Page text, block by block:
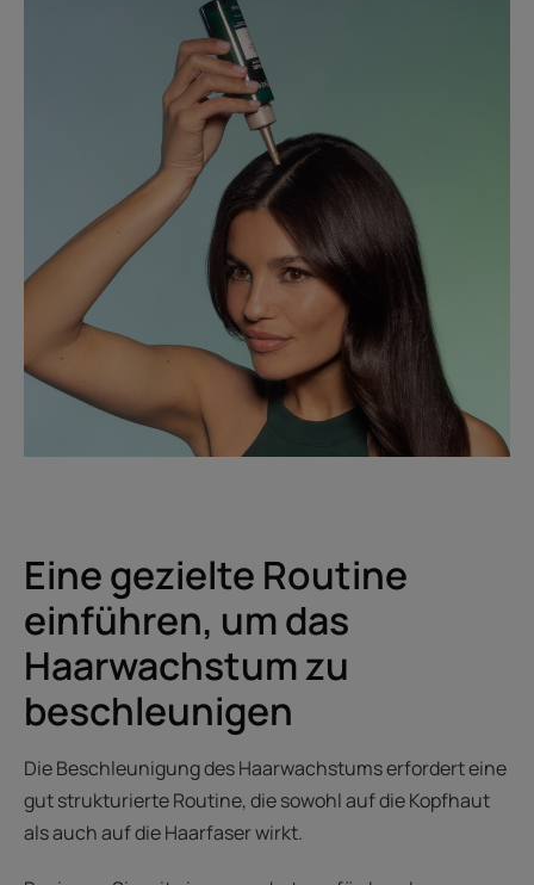
Eine gezielte Routine
einführen, um das
Haarwachstum zu
beschleunigen
Die Beschleunigung des Haarwachstums erfordert eine
gut strukturierte Routine, die sowohl auf die Kopfhaut
als auch auf die Haarfaser wirkt.